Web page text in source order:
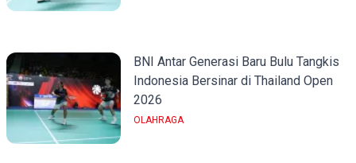
BNI Antar Generasi Baru Bulu Tangkis
Indonesia Bersinar di Thailand Open
2026
OLAHRAGA